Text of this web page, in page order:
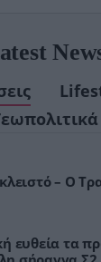
– Ο
ευθεία τα